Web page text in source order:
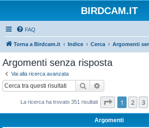
BIRDCAM.IT
FAQ
Torna a Birdcam.it Indice Cerca Argomenti
Argomenti senza risposta
Vai alla ricerca avanzata
Cerca
La ricerca ha trovato 351 risultati Pagina di
1 2 3
Argomenti